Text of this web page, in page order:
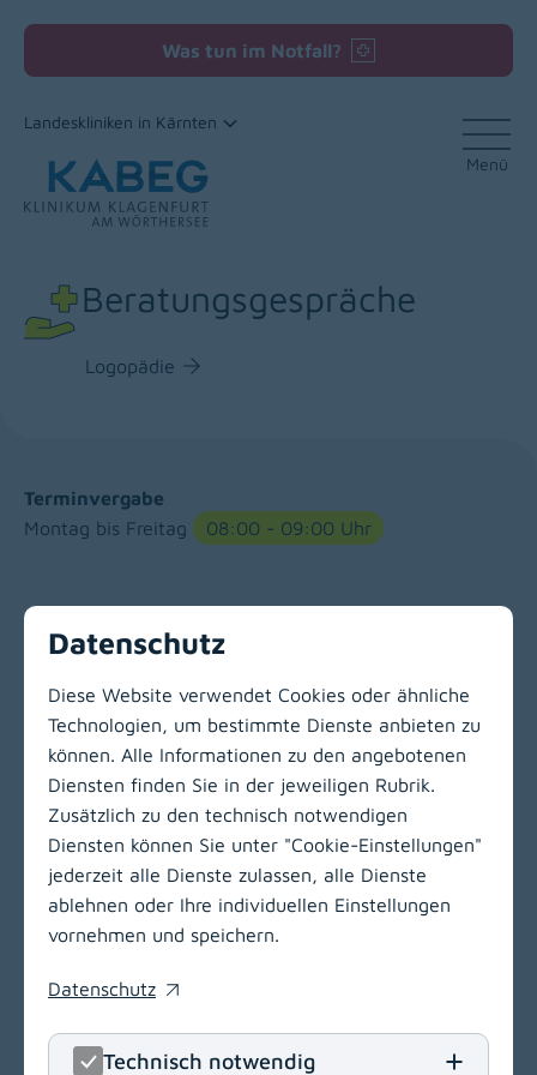
Was tun im Notfall?
Landeskliniken in Kärnten
Menü
Beratungsgespräche
Logopädie
Terminvergabe
Montag bis Freitag
08:00 - 09:00 Uhr
Terminvereinbarung
Zur Hauptnavigation
LinkedIn
(opens in
Klinikum Klagenfurt am Wörthersee
9020 Klagenfurt am Wörthersee
T+43 463 538-0
klinikum.klagenfurt[at]kabeg
Datenschutz
Diese Website verwendet Cookies oder ähnliche
Technologien, um bestimmte Dienste anbieten zu
können. Alle Informationen zu den angebotenen
Diensten finden Sie in der jeweiligen Rubrik.
Zusätzlich zu den technisch notwendigen
Diensten können Sie unter "Cookie-Einstellungen"
jederzeit alle Dienste zulassen, alle Dienste
ablehnen oder Ihre individuellen Einstellungen
vornehmen und speichern.
Datenschutz
(opens in a new window)
Technisch notwendig